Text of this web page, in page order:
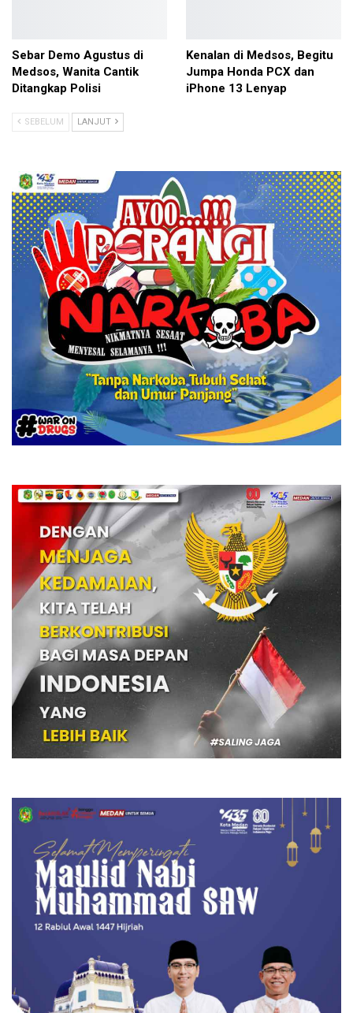
Sebar Demo Agustus di
Medsos, Wanita Cantik
Ditangkap Polisi
Kenalan di Medsos, Begitu
Jumpa Honda PCX dan
iPhone 13 Lenyap
SEBELUM LANJUT